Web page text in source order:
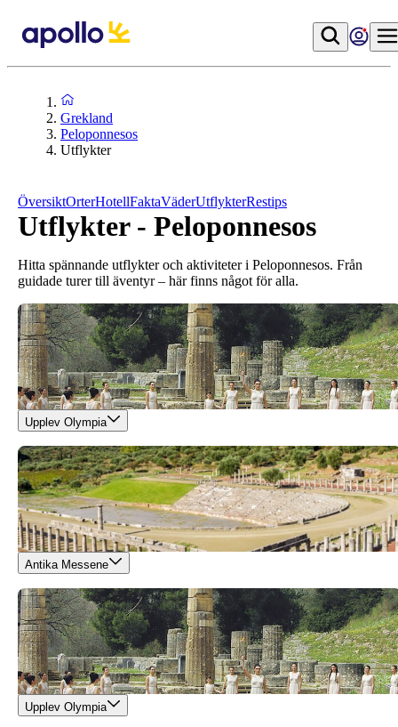
Grekland
Peloponnesos
Utflykter
ÖversiktOrterHotellFaktaVäderUtflykterRestips
Utflykter - Peloponnesos
Hitta spännande utflykter och aktiviteter i Peloponnesos. Från
guidade turer till äventyr – här finns något för alla.
Upplev Olympia
Antika Messene
Upplev Olympia